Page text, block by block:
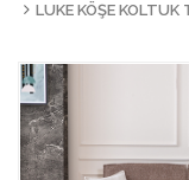
LUKE KÖŞE KOLTUK